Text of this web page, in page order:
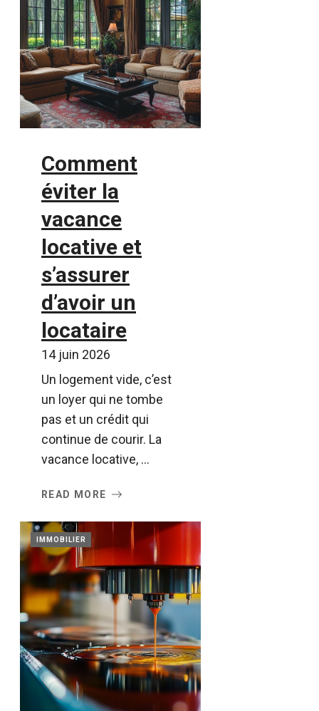
Comment
éviter la
vacance
locative et
s’assurer
d’avoir un
locataire
14 juin 2026
Un logement vide, c’est
un loyer qui ne tombe
pas et un crédit qui
continue de courir. La
vacance locative, ...
READ MORE
IMMOBILIER